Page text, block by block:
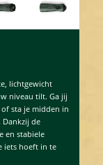
lichtgewicht
niveau tilt. Ga jij
sta je midden in
Dankzij de
en stabiele
iets hoeft in te